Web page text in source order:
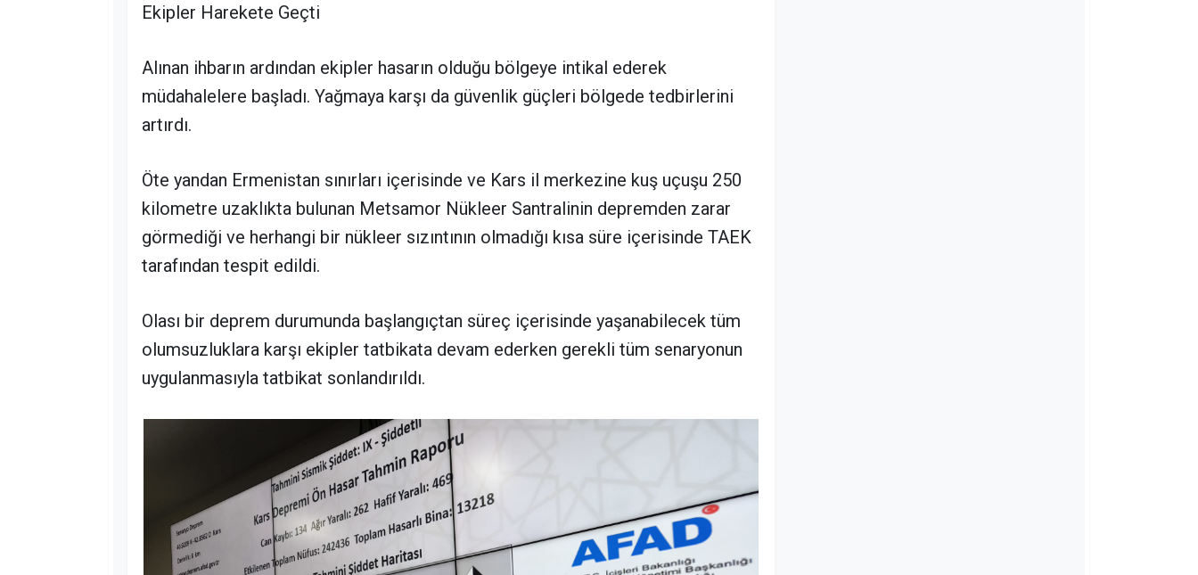
Ekipler Harekete Geçti
Alınan ihbarın ardından ekipler hasarın olduğu bölgeye intikal ederek
müdahalelere başladı. Yağmaya karşı da güvenlik güçleri bölgede tedbirlerini
artırdı.
Öte yandan Ermenistan sınırları içerisinde ve Kars il merkezine kuş uçuşu 250
kilometre uzaklıkta bulunan Metsamor Nükleer Santralinin depremden zarar
görmediği ve herhangi bir nükleer sızıntının olmadığı kısa süre içerisinde TAEK
tarafından tespit edildi.
Olası bir deprem durumunda başlangıçtan süreç içerisinde yaşanabilecek tüm
olumsuzluklara karşı ekipler tatbikata devam ederken gerekli tüm senaryonun
uygulanmasıyla tatbikat sonlandırıldı.